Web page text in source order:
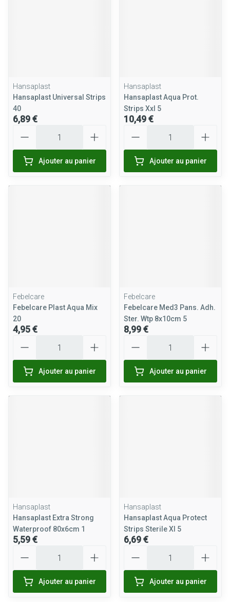
Hansaplast
Hansaplast Universal Strips
40
6,89 €
Ajouter au panier
Hansaplast
Hansaplast Aqua Prot.
Strips Xxl 5
10,49 €
Ajouter au panier
Febelcare
Febelcare Plast Aqua Mix
20
4,95 €
Ajouter au panier
Febelcare
Febelcare Med3 Pans. Adh.
Ster. Wtp 8x10cm 5
8,99 €
Ajouter au panier
Hansaplast
Hansaplast Extra Strong
Waterproof 80x6cm 1
5,59 €
Ajouter au panier
Hansaplast
Hansaplast Aqua Protect
Strips Sterile Xl 5
6,69 €
Ajouter au panier